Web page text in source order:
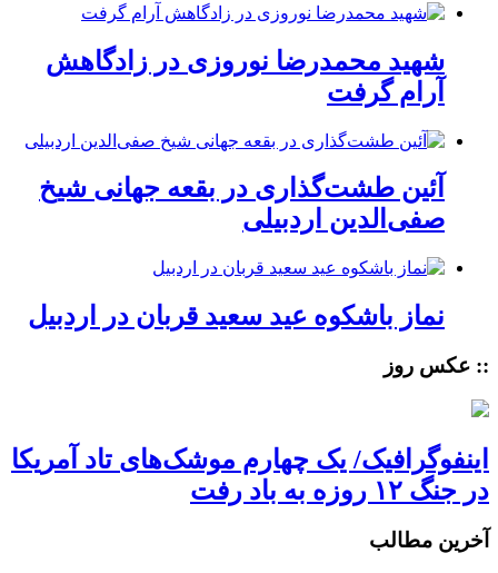
شهید محمدرضا نوروزی در زادگاهش
آرام گرفت
آئین طشت‌گذاری در بقعه جهانی شیخ
صفی‌الدین اردبیلی
نماز باشکوه عید سعید قربان در اردبیل
:: عکس روز
اینفوگرافیک/ یک چهارم موشک‌های تاد آمریکا
در جنگ ۱۲ روزه به باد رفت
آخرین مطالب